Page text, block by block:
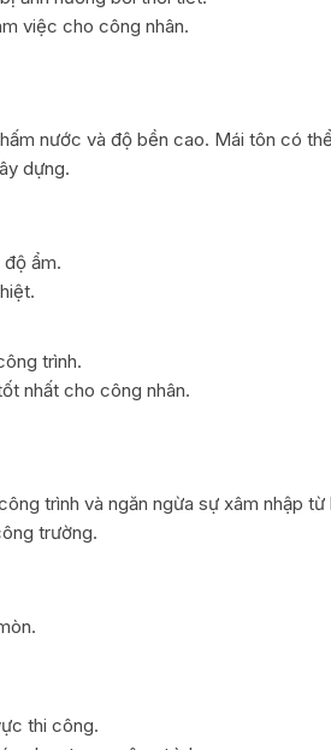
việc cho công nhân.
nước và độ bền cao. Mái tôn có
dựng.
ẩm.
trình.
nhất cho công nhân.
trình và ngăn ngừa sự xâm nhập
trường.
thi công.